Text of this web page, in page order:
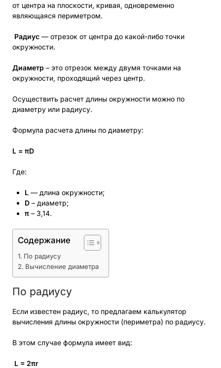
от центра на плоскости, кривая, одновременно
являющаяся периметром.
Радиус — отрезок от центра до какой-либо точки
окружности.
Диаметр – это отрезок между двумя точками на
окружности, проходящий через центр.
Осуществить расчет длины окружности можно по
диаметру или радиусу.
Формула расчета длины по диаметру:
L = πD
Где:
L — длина окружности;
D – диаметр;
π – 3,14.
Содержание
По радиусу
Вычисление диаметра
По радиусу
Если известен радиус, то предлагаем калькулятор
вычисления длины окружности (периметра) по радиусу.
В этом случае формула имеет вид:
L = 2πr